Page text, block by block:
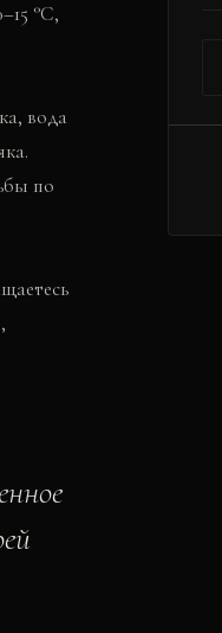
°C,
вода
по